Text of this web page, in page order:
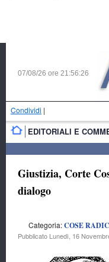
07/08/26 ore 21:56:27
Condividi |
EDITORIALI E
Giustizia, Corte
dialogo
Categoria:COSE
Pubblicato Lunedì, 16